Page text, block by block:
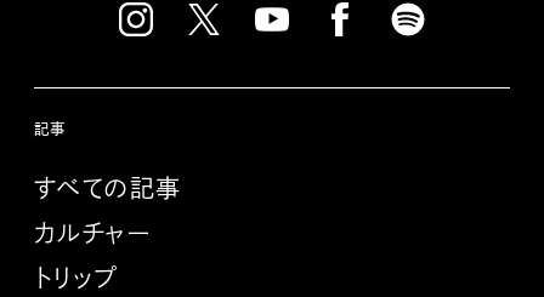
記事
すべての記事
カルチャー
トリップ